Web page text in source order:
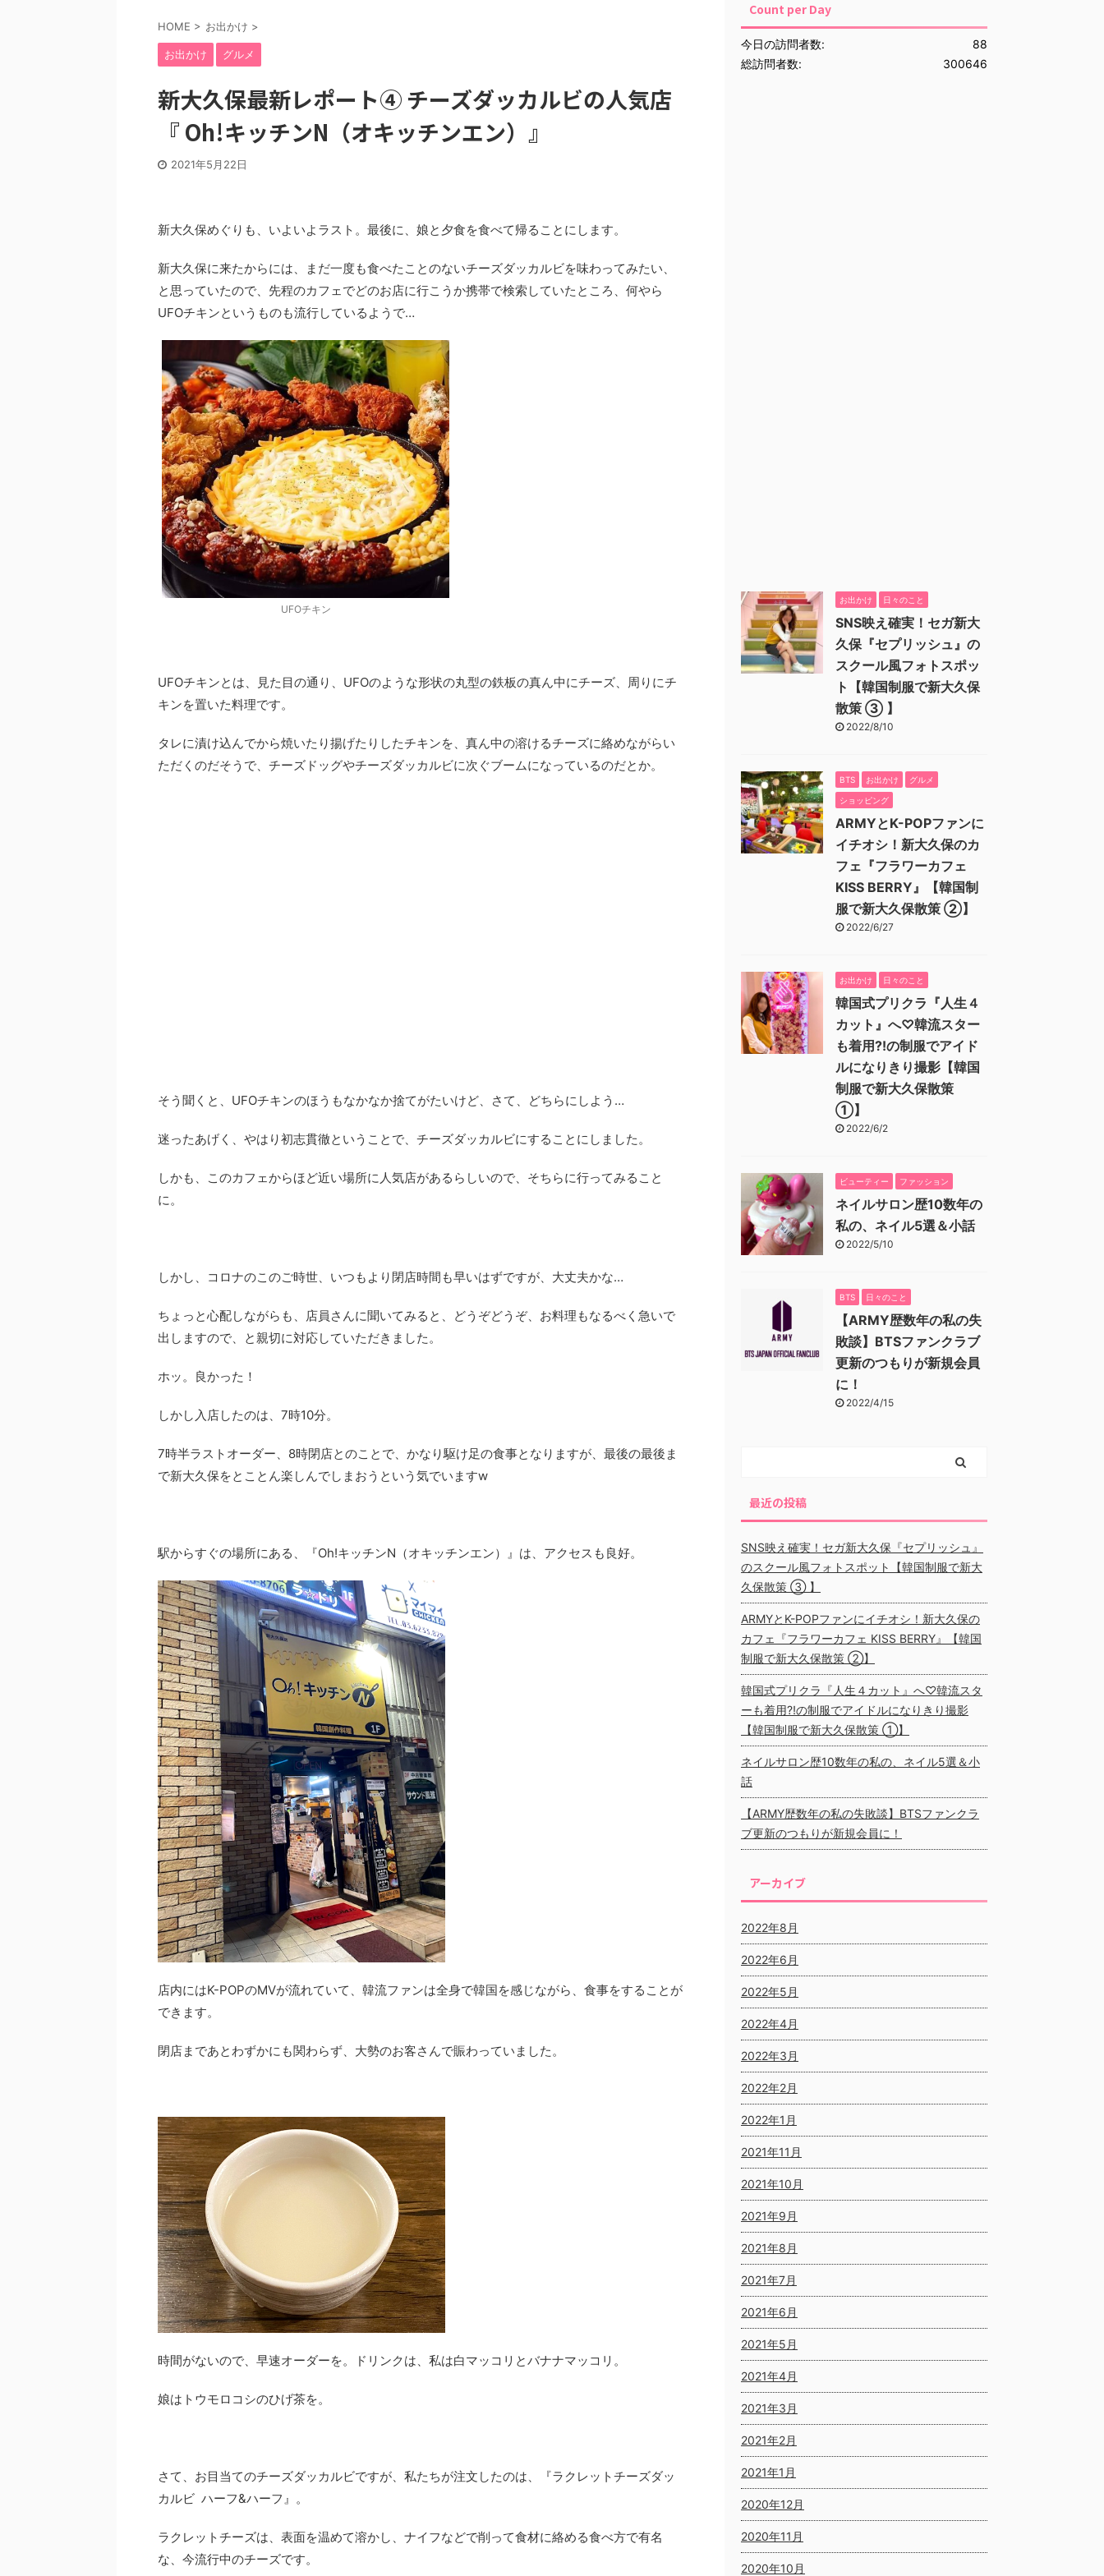
HOME > お出かけ >
お出かけ グルメ
新大久保最新レポート④ チーズダッカルビの人気店
『 Oh!キッチンN（オキッチンエン）』
2021年5月22日
新大久保めぐりも、いよいよラスト。最後に、娘と夕食を食べて帰ることにします。
新大久保に来たからには、まだ一度も食べたことのないチーズダッカルビを味わってみたい、
と思っていたので、先程のカフェでどのお店に行こうか携帯で検索していたところ、何やら
UFOチキンというものも流行しているようで…
UFOチキン
UFOチキンとは、見た目の通り、UFOのような形状の丸型の鉄板の真ん中にチーズ、周りにチ
キンを置いた料理です。
タレに漬け込んでから焼いたり揚げたりしたチキンを、真ん中の溶けるチーズに絡めながらい
ただくのだそうで、チーズドッグやチーズダッカルビに次ぐブームになっているのだとか。
そう聞くと、UFOチキンのほうもなかなか捨てがたいけど、さて、どちらにしよう…
迷ったあげく、やはり初志貫徹ということで、チーズダッカルビにすることにしました。
しかも、このカフェからほど近い場所に人気店があるらしいので、そちらに行ってみること
に。
しかし、コロナのこのご時世、いつもより閉店時間も早いはずですが、大丈夫かな…
ちょっと心配しながらも、店員さんに聞いてみると、どうぞどうぞ、お料理もなるべく急いで
出しますので、と親切に対応していただきました。
ホッ。良かった！
しかし入店したのは、7時10分。
7時半ラストオーダー、8時閉店とのことで、かなり駆け足の食事となりますが、最後の最後ま
で新大久保をとことん楽しんでしまおうという気でいますw
駅からすぐの場所にある、『Oh!キッチンN（オキッチンエン）』は、アクセスも良好。
店内にはK-POPのMVが流れていて、韓流ファンは全身で韓国を感じながら、食事をすることが
できます。
閉店まであとわずかにも関わらず、大勢のお客さんで賑わっていました。
時間がないので、早速オーダーを。ドリンクは、私は白マッコリとバナナマッコリ。
娘はトウモロコシのひげ茶を。
さて、お目当てのチーズダッカルビですが、私たちが注文したのは、『ラクレットチーズダッ
カルビ ハーフ&ハーフ』。
ラクレットチーズは、表面を温めて溶かし、ナイフなどで削って食材に絡める食べ方で有名
な、今流行中のチーズです。
Count per Day
88
今日の訪問者数:
300646
総訪問者数:
お出かけ 日々のこと
SNS映え確実！セガ新大
久保『セプリッシュ』の
スクール風フォトスポッ
ト【韓国制服で新大久保
散策 ③ 】
2022/8/10
BTS お出かけ グルメ
ショッピング
ARMYとK-POPファンに
イチオシ！新大久保のカ
フェ『フラワーカフェ
KISS BERRY』【韓国制
服で新大久保散策 ②】
2022/6/27
お出かけ 日々のこと
韓国式プリクラ『人生４
カット』へ♡韓流スター
も着用⁈の制服でアイド
ルになりきり撮影【韓国
制服で新大久保散策
①】
2022/6/2
ビューティー ファッション
ネイルサロン歴10数年の
私の、ネイル5選＆小話
2022/5/10
BTS 日々のこと
【ARMY歴数年の私の失
敗談】BTSファンクラブ
更新のつもりが新規会員
に！
2022/4/15
最近の投稿
SNS映え確実！セガ新大久保『セプリッシュ』
のスクール風フォトスポット【韓国制服で新大
久保散策 ③ 】
ARMYとK-POPファンにイチオシ！新大久保の
カフェ『フラワーカフェ KISS BERRY』【韓国
制服で新大久保散策 ②】
韓国式プリクラ『人生４カット』へ♡韓流スタ
ーも着用⁈の制服でアイドルになりきり撮影
【韓国制服で新大久保散策 ①】
ネイルサロン歴10数年の私の、ネイル5選＆小
話
【ARMY歴数年の私の失敗談】BTSファンクラ
ブ更新のつもりが新規会員に！
アーカイブ
2022年8月
2022年6月
2022年5月
2022年4月
2022年3月
2022年2月
2022年1月
2021年11月
2021年10月
2021年9月
2021年8月
2021年7月
2021年6月
2021年5月
2021年4月
2021年3月
2021年2月
2021年1月
2020年12月
2020年11月
2020年10月